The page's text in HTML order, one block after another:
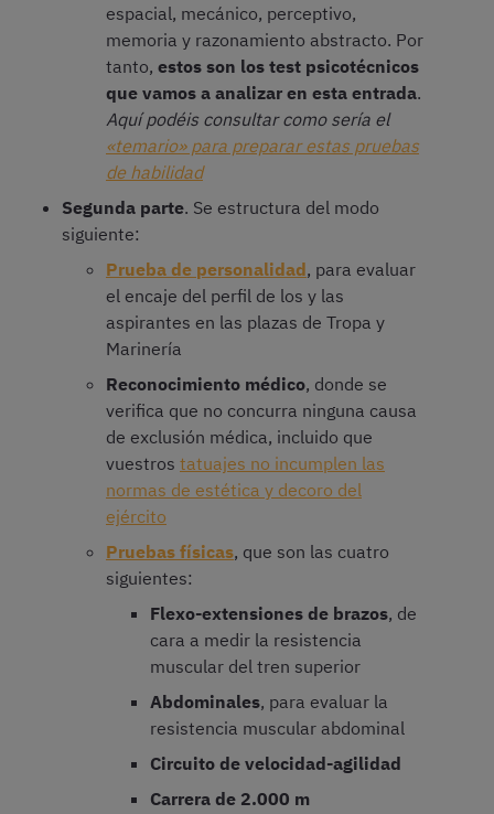
espacial, mecánico, perceptivo,
memoria y razonamiento abstracto. Por
tanto, estos son los test psicotécnicos
que vamos a analizar en esta entrada.
Aquí podéis consultar como sería el
«temario» para preparar estas pruebas
de habilidad
Segunda parte. Se estructura del modo
siguiente:
Prueba de personalidad, para evaluar
el encaje del perfil de los y las
aspirantes en las plazas de Tropa y
Marinería
Reconocimiento médico, donde se
verifica que no concurra ninguna causa
de exclusión médica, incluido que
vuestros tatuajes no incumplen las
normas de estética y decoro del
ejército
Pruebas físicas, que son las cuatro
siguientes:
Flexo-extensiones de brazos, de
cara a medir la resistencia
muscular del tren superior
Abdominales, para evaluar la
resistencia muscular abdominal
Circuito de velocidad-agilidad
Carrera de 2.000 m